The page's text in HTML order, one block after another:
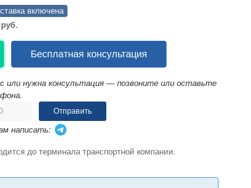
включена
Бесплатная консультация
или нужна консультация — позвоните или оставьте
Отправить
написать:
до терминала транспортной компании.